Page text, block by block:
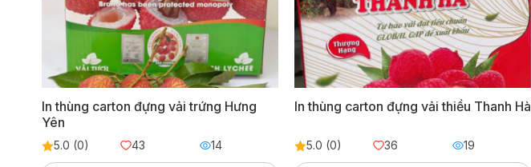
In thùng carton đựng vải trứng Hưng
Yên
5.0 (0) 43 14
In thùng carton đựng vải thiều Thanh Hà
5.0 (0) 36 19